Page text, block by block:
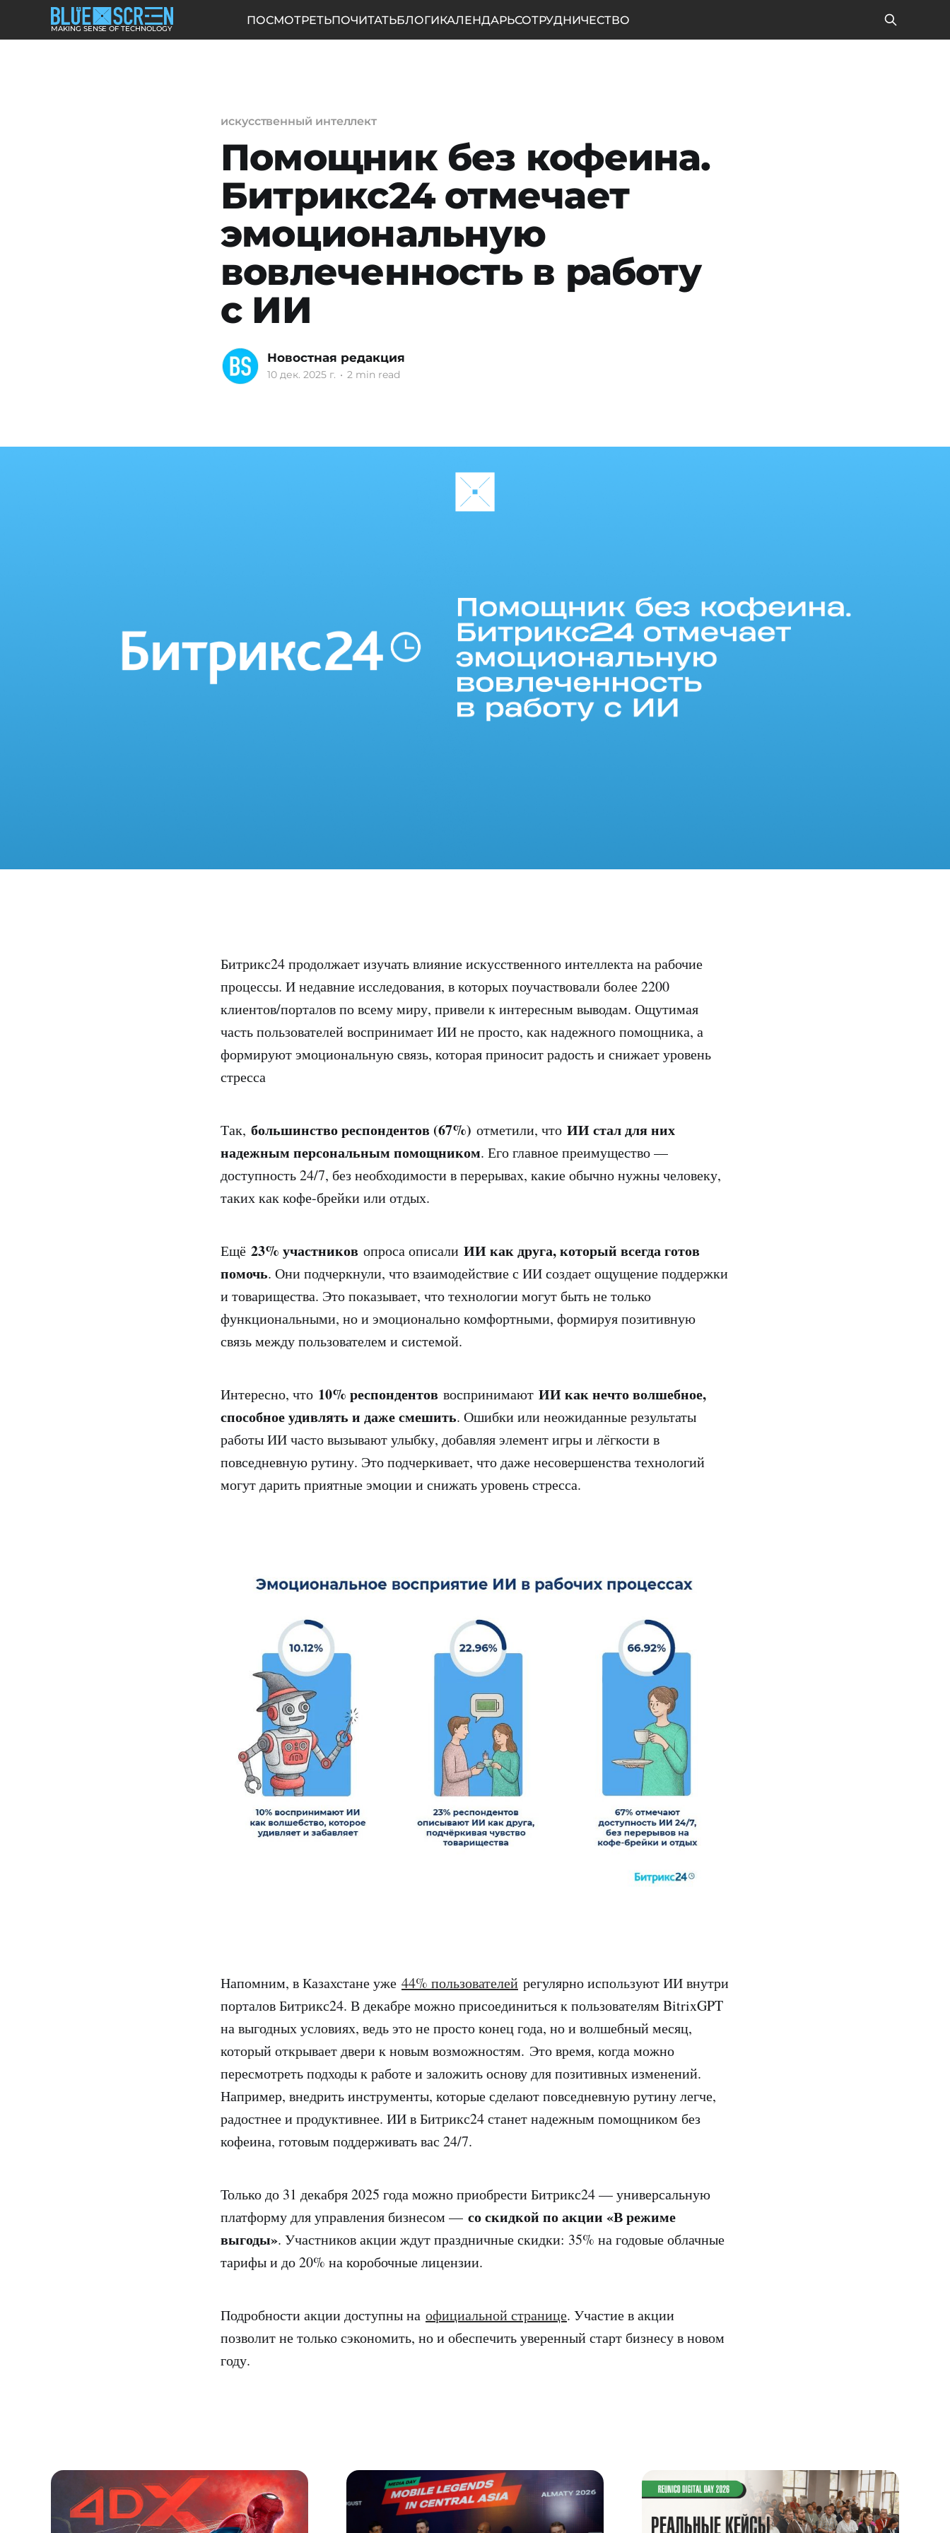
MAKING SENSE OF TECHNOLOGY
ПОСМОТРЕТЬПОЧИТАТЬБЛОГИКАЛЕНДАРЬСОТРУДНИЧЕСТВО
искусственный интеллект
Помощник без кофеина.
Битрикс24 отмечает
эмоциональную
вовлеченность в работу
с ИИ
Новостная редакция
10 дек. 2025 г. • 2 min read
Битрикс24 продолжает изучать влияние искусственного интеллекта на рабочие
процессы. И недавние исследования, в которых поучаствовали более 2200
клиентов/порталов по всему миру, привели к интересным выводам. Ощутимая
часть пользователей воспринимает ИИ не просто, как надежного помощника, а
формируют эмоциональную связь, которая приносит радость и снижает уровень
стресса
Так, большинство респондентов (67%) отметили, что ИИ стал для них
надежным персональным помощником. Его главное преимущество —
доступность 24/7, без необходимости в перерывах, какие обычно нужны человеку,
таких как кофе-брейки или отдых.
Ещё 23% участников опроса описали ИИ как друга, который всегда готов
помочь. Они подчеркнули, что взаимодействие с ИИ создает ощущение поддержки
и товарищества. Это показывает, что технологии могут быть не только
функциональными, но и эмоционально комфортными, формируя позитивную
связь между пользователем и системой.
Интересно, что 10% респондентов воспринимают ИИ как нечто волшебное,
способное удивлять и даже смешить. Ошибки или неожиданные результаты
работы ИИ часто вызывают улыбку, добавляя элемент игры и лёгкости в
повседневную рутину. Это подчеркивает, что даже несовершенства технологий
могут дарить приятные эмоции и снижать уровень стресса.
Напомним, в Казахстане уже 44% пользователей регулярно используют ИИ внутри
порталов Битрикс24. В декабре можно присоединиться к пользователям BitrixGPT
на выгодных условиях, ведь это не просто конец года, но и волшебный месяц,
который открывает двери к новым возможностям. Это время, когда можно
пересмотреть подходы к работе и заложить основу для позитивных изменений.
Например, внедрить инструменты, которые сделают повседневную рутину легче,
радостнее и продуктивнее. ИИ в Битрикс24 станет надежным помощником без
кофеина, готовым поддерживать вас 24/7.
Только до 31 декабря 2025 года можно приобрести Битрикс24 — универсальную
платформу для управления бизнесом — со скидкой по акции «В режиме
выгоды». Участников акции ждут праздничные скидки: 35% на годовые облачные
тарифы и до 20% на коробочные лицензии.
Подробности акции доступны на официальной странице. Участие в акции
позволит не только сэкономить, но и обеспечить уверенный старт бизнесу в новом
году.